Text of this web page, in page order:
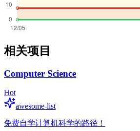
相关项目
Computer Science
Hot
awesome-list
免费自学计算机科学的路径！